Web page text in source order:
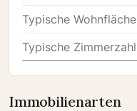
Typische Wohnfläche
Typische Zimmerzahl
Immobilienarten